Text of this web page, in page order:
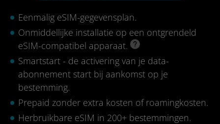
Eenmalig eSIM-gegevensplan.
Onmiddellijke installatie op een ontgrendeld
eSIM-compatibel apparaat.
Smartstart - de activering van je data-
abonnement start bij aankomst op je
bestemming.
Prepaid zonder extra kosten of roamingkosten.
Herbruikbare eSIM in 200+ bestemmingen.